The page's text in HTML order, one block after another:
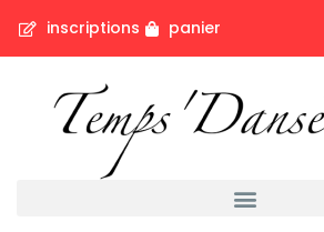
inscriptions panier